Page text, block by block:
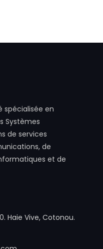
spécialisée en
Systèmes
de services
de
et de
Haie Vive, Cotonou.